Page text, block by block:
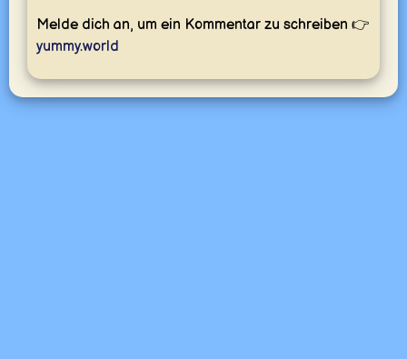
Melde dich an, um ein Kommentar zu schreiben 👉
yummy.world